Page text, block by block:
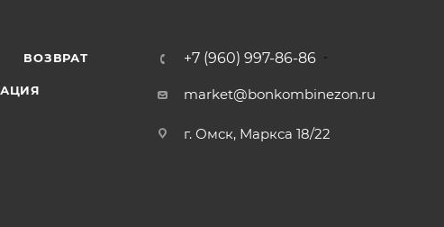
ВОЗВРАТ +7 (960) 997-86-86
market@bonkombinezon.ru
г. Омск, Маркса 18/22